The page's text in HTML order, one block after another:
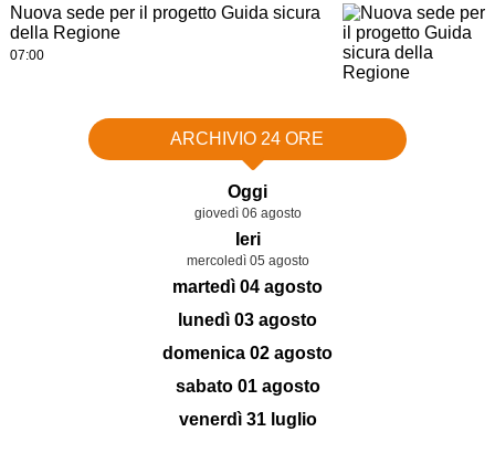
Nuova sede per il progetto Guida sicura
della Regione
07:00
ARCHIVIO 24 ORE
Oggi
giovedì 06 agosto
Ieri
mercoledì 05 agosto
martedì 04 agosto
lunedì 03 agosto
domenica 02 agosto
sabato 01 agosto
venerdì 31 luglio